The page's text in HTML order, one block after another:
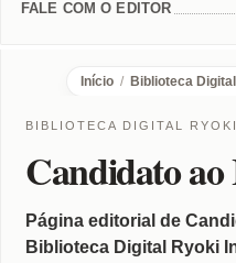
FALE COM O EDITOR
Início / Biblioteca Digital
BIBLIOTECA DIGITAL
Candidato
Página editorial de
Biblioteca Digital Ryoki